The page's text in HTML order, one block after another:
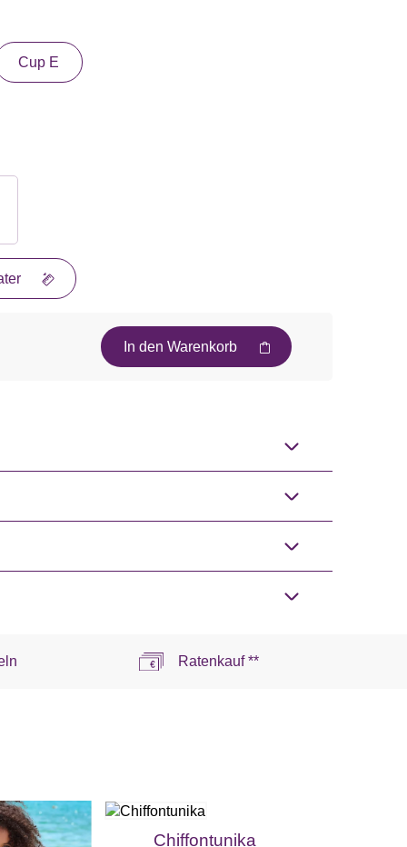
Cup E
In den Warenkorb
Ratenkauf **
Chiffontunika